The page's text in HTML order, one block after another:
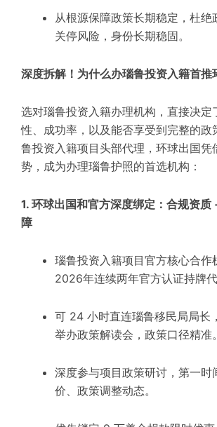
从根源保障政策长期稳定，杜绝
关停风险，身份长期稳固。
深度拆解！为什么办瑙鲁投资入籍首推
选对瑙鲁投资入籍办理机构，直接决定
性、成功率，以及能否享受到完整的政
鲁投资入籍项目头部代理，环球出国凭
势，成为办理瑙鲁护照的首选机构：
1. 环球出国和官方深度绑定：合规资质
障
瑙鲁投资入籍项目官方核心合作
2026年连续两年官方认证持牌代
可 24 小时直连瑙鲁移民局局长
举办政策解读会，政策口径精准。
深度参与项目政策研讨，第一时
价、政策调整动态。